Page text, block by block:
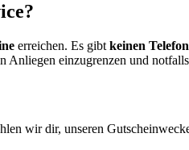
erreichen. Es gibt keinen
Anliegen einzugrenzen und
wir dir, unseren